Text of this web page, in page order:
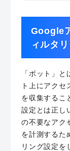
Google
ィルタ
「ボット」
ト上にアク
を収集するこ
設定とは正し
の不要なアク
を計測するた
リング設定を